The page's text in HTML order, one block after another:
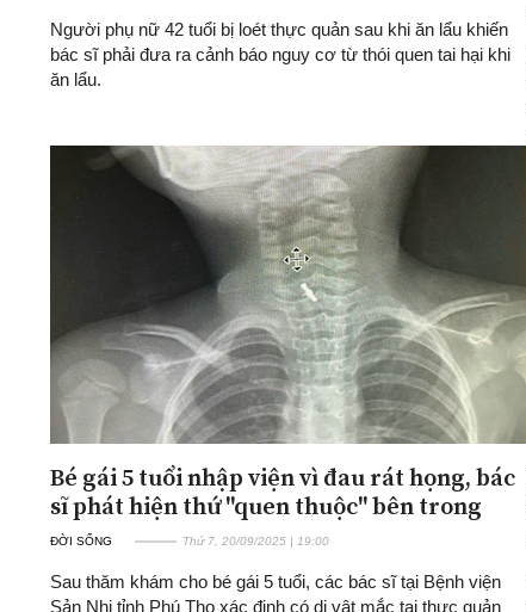
Người phụ nữ 42 tuổi bị loét thực quản sau khi ăn lẩu khiến
bác sĩ phải đưa ra cảnh báo nguy cơ từ thói quen tai hại khi
ăn lẩu.
Bé gái 5 tuổi nhập viện vì đau rát họng, bác
sĩ phát hiện thứ "quen thuộc" bên trong
ĐỜI SỐNG Thứ 7, 20/09/2025 | 19:00
Sau thăm khám cho bé gái 5 tuổi, các bác sĩ tại Bệnh viện
Sản Nhi tỉnh Phú Thọ xác định có dị vật mắc tại thực quản